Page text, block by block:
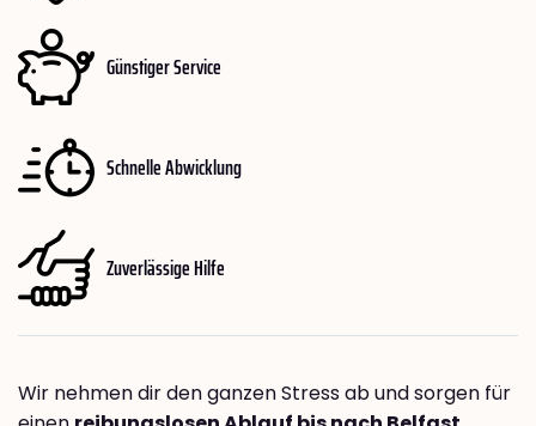
Günstiger Service
Schnelle Abwicklung
Zuverlässige Hilfe
Wir nehmen dir den ganzen Stress ab und sorgen für